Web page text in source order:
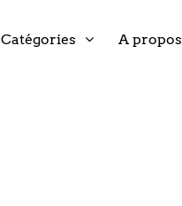
Catégories A propos